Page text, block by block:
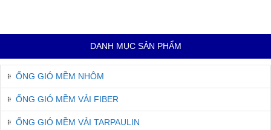
DANH MỤC SẢN PHẨM
ỐNG GIÓ MỀM NHÔM
ỐNG GIÓ MỀM VẢI FIBER
ỐNG GIÓ MỀM VẢI TARPAULIN